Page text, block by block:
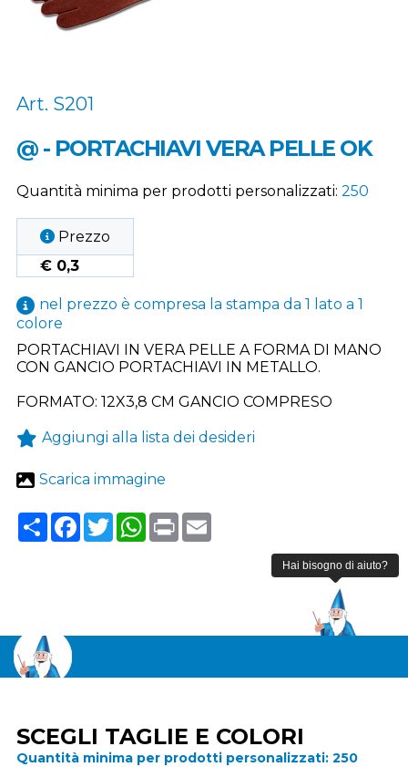
Art. S201
@ - PORTACHIAVI VERA PELLE OK
Quantità minima per prodotti personalizzati: 250
Prezzo
€ 0,3
nel prezzo è compresa la stampa da 1 lato a 1
colore
PORTACHIAVI IN VERA PELLE A FORMA DI MANO
CON GANCIO PORTACHIAVI IN METALLO.
FORMATO: 12X3,8 CM GANCIO COMPRESO
Aggiungi alla lista dei desideri
Scarica immagine
ShareFacebook
TwitterWhatsApp
PrintEmail
SCEGLI TAGLIE E COLORI
Quantità minima per prodotti personalizzati: 250